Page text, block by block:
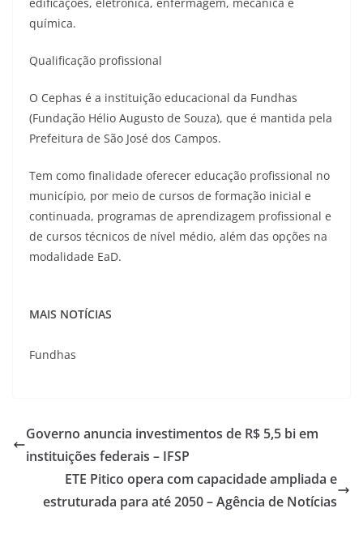
química.
Qualificação profissional
O Cephas é a instituição educacional da Fundhas
(Fundação Hélio Augusto de Souza), que é mantida pela
Prefeitura de São José dos Campos.
Tem como finalidade oferecer educação profissional no
município, por meio de cursos de formação inicial e
continuada, programas de aprendizagem profissional e
de cursos técnicos de nível médio, além das opções na
modalidade EaD.
MAIS NOTÍCIAS
Fundhas
Governo anuncia investimentos de R$ 5,5 bi em
instituições federais – IFSP
ETE Pitico opera com capacidade ampliada e
estruturada para até 2050 – Agência de Notícias